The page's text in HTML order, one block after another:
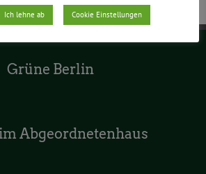
Grüne Berlin
Abgeordnetenhaus
Ich lehne ab Cookie Einstellungen